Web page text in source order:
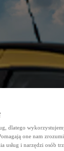
dlatego
one nam
i narzędzi osób